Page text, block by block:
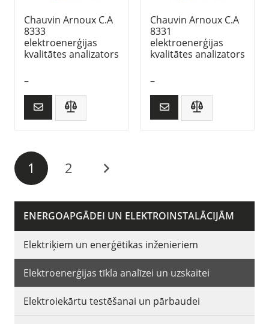
ENERGOAPGĀDEI UN ELEKTROINSTALĀCIJĀM
Elektriķiem un enerģētikas inženieriem
Elektroenerģijas tīkla analīzei un uzskaitei
Elektroiekārtu testēšanai un pārbaudei
Chauvin Arnoux C.A
8333
elektroenerģijas
kvalitātes analizators
–
Chauvin Arnoux C.A
8331
elektroenerģijas
kvalitātes analizators
–
1 2